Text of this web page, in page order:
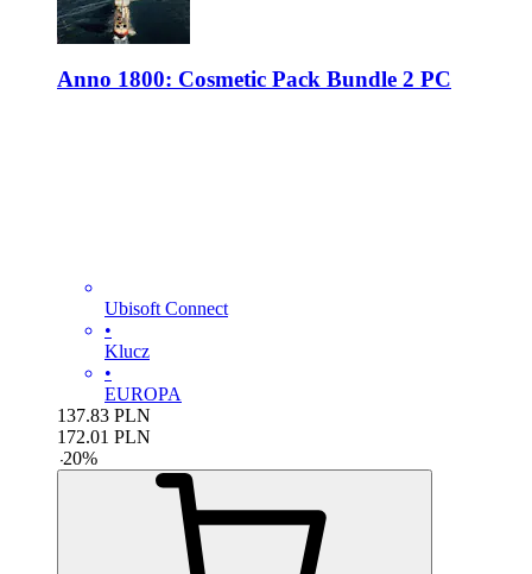
Anno 1800: Cosmetic Pack Bundle 2 PC
Ubisoft Connect
•
Klucz
•
EUROPA
137.83 PLN
172.01 PLN
-20%